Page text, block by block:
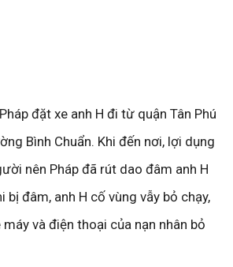
đặt xe anh H đi từ quận Tân Phú
Bình Chuẩn. Khi đến nơi, lợi dụng
nên Pháp đã rút dao đâm anh H
bị đâm, anh H cố vùng vẫy bỏ chạy,
và điện thoại của nạn nhân bỏ